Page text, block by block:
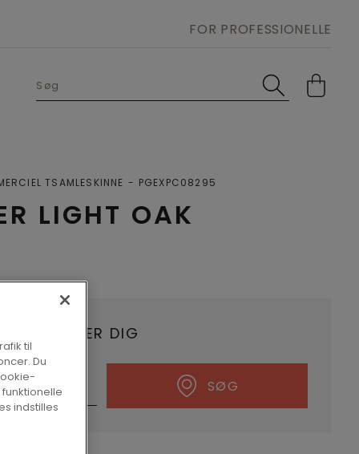
FOR PROFESSIONELLE
LIGHT OAK
TSAMLESKINNE PGEXPC08295
NÆR DIG
SØG
til
Du
indstilles